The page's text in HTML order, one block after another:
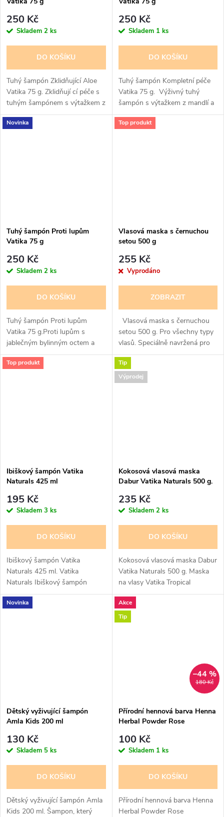
250 Kč
Skladem 2 ks
DO KOŠÍKU
Tuhý šampón Zklidňující Aloe
Vatika 75 g. Zklidňují cí péče s
tuhým šampónem s výtažkem z
aloe vera a mátového
oleje. 94% složek přírodního
250 Kč
Skladem 1 ks
DO KOŠÍKU
Tuhý šampón Kompletní péče
Vatika 75 g. Výživný tuhý
šampón s výtažkem z mandlí a
černuchy seté. 94% složek
přírodního původu, veganská
Novinka
Tuhý šampón Proti lupům
Vatika 75 g
250 Kč
Skladem 2 ks
DO KOŠÍKU
Tuhý šampón Proti lupům
Vatika 75 g.Proti lupům s
jablečným bylinným octem a
dřevěný uhlím. 94% složek
přírodního původu, veganská
certifikace. Vyvážené pH. Dermatologicky...
Top produkt
Vlasová maska s černuchou
setou 500 g
255 Kč
Vyprodáno
ZOBRAZIT
Vlasová maska s černuchou
setou 500 g. Pro všechny typy
vlasů. Speciálně navržená pro
obnovu vlasů. Podporuje
přirozený růst vlasů. Zabraňuje
vypadávání vlasů. Také...
Top produkt
Ibiškový šampón Vatika
Naturals 425 ml
195 Kč
Skladem 3 ks
DO KOŠÍKU
Ibiškový šampón Vatika
Naturals 425 ml. Vatika
Naturals Ibiškový šampón
regeneruje poškozené a matné
vlasy. Obnovuje objem, lesk a
Tip
Výprodej
Kokosová vlasová maska
Dabur Vatika Naturals 500 g.
235 Kč
Skladem 2 ks
DO KOŠÍKU
Kokosová vlasová maska Dabur
Vatika Naturals 500 g. Maska
na vlasy Vatika Tropical
Coconut Multivitamin+ Hot Oil,
speciálně vytvořená s vitálními
multivitamíny nahuštěnými v...
Novinka
Dětský vyživující šampón
Amla Kids 200 ml
130 Kč
Skladem 5 ks
DO KOŠÍKU
Dětský vyživující šampón Amla
Kids 200 ml. Šampon, který
Akce
Tip
180 Kč
–44 %
Přírodní hennová barva Henna
Herbal Powder Rose
100 Kč
Skladem 1 ks
DO KOŠÍKU
Přírodní hennová barva Henna
Herbal Powder Rose